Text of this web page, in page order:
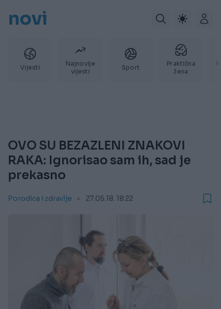
novi
Vijesti
Najnovije
vijesti
Sport
Praktična
žena
OVO SU BEZAZLENI ZNAKOVI
RAKA: Ignorisao sam ih, sad je
prekasno
Porodica i zdravlje 27.05.18. 18:22